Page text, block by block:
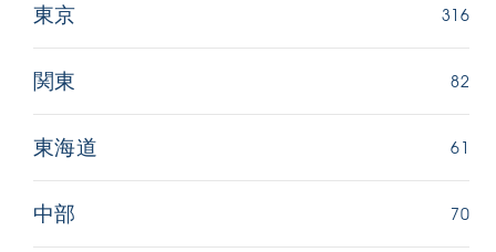
東京 316
関東 82
東海道 61
中部 70